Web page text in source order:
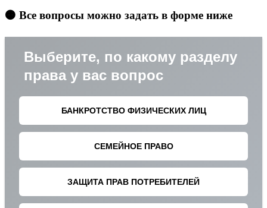
🟠 Все вопросы можно задать в форме ниже